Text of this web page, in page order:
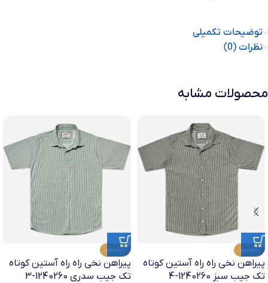
توضیحات تکمیلی
نظرات (0)
محصولات مشابه
ناموجود
پیراهن نخی راه راه آستین کوتاه
تک جیب سبز 1240260-4
ناموجود
پیراهن نخی راه راه آستین کوتاه
تک جیب سدری 1240260-3